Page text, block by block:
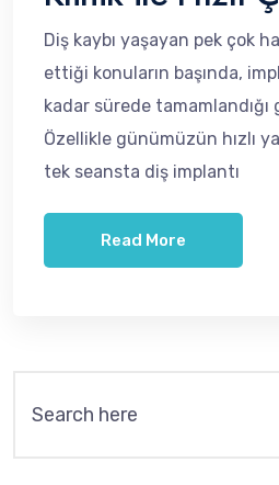
Diş kaybı yaşayan pek çok
ettiği konuların başında,
kadar sürede tamamlandığı
Özellikle günümüzün hızlı
tek seansta diş implantı
Read More